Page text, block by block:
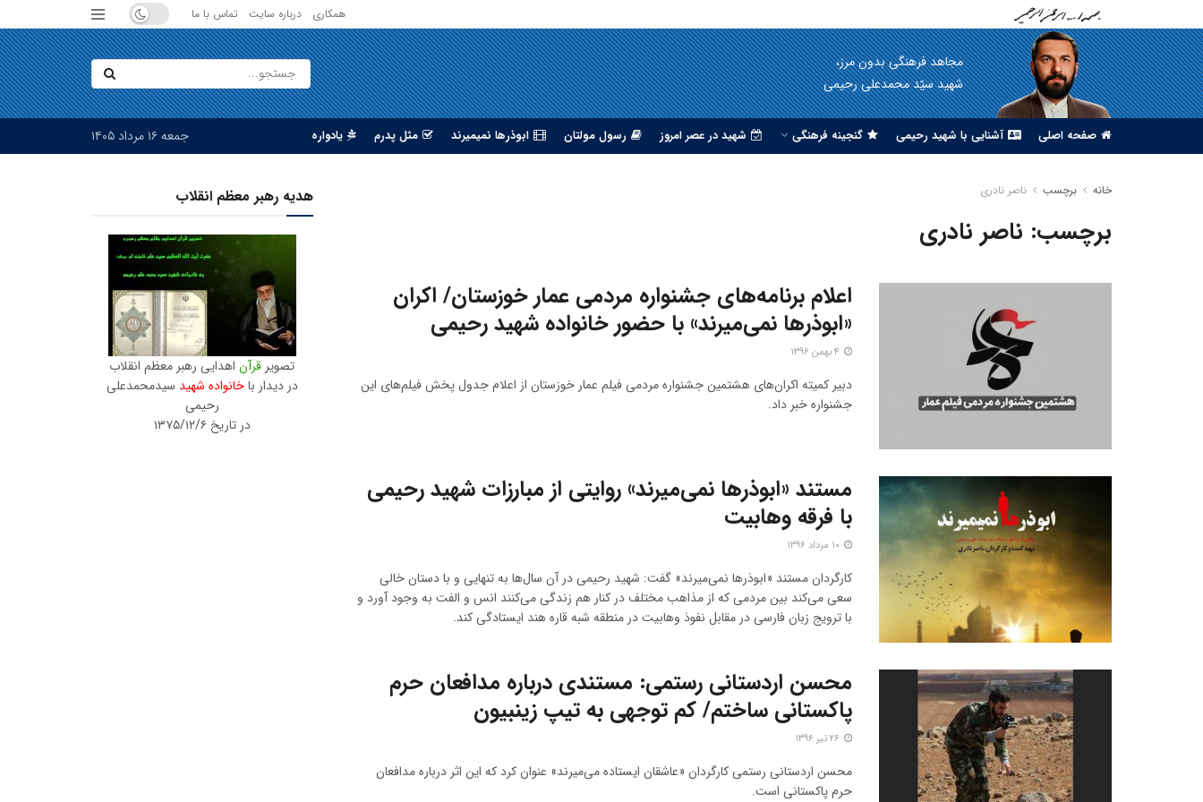
همکاری درباره سایت تماس با ما
مجاهد فرهنگی بدون مرز،
شهید سیّد محمدعلی رحیمی
صفحه اصلی آشنایی با شهید رحیمی گنجینه فرهنگی شهید در عصر امروز رسول مولتان ابوذرها نمیمیرند مثل پدرم یادواره جمعه ۱۶ مرداد ۱۴۰۵
خانه برچسب ناصر نادری
برچسب: ناصر نادری
اعلام برنامه‌های جشنواره مردمی عمار خوزستان/ اکران
«ابوذرها نمی‌میرند» با حضور خانواده شهید رحیمی
دبیر کمیته اکران‌های هشتمین جشنواره مردمی فیلم عمار خوزستان از اعلام جدول پخش فیلم‌های این
جشنواره خبر داد.
مستند «ابوذرها نمی‌میرند» روایتی از مبارزات شهید رحیمی
با فرقه وهابیت
کارگردان مستند «ابوذرها نمی‌میرند» گفت: شهید رحیمی در آن سال‌ها به تنهایی و با دستان خالی
سعی می‌کند بین مردمی که از مذاهب مختلف در کنار هم زندگی می‌کنند انس و الفت به وجود آورد و
با ترویج زبان فارسی در مقابل نفوذ وهابیت در منطقه شبه قاره هند ایستادگی کند.
محسن اردستانی رستمی: مستندی درباره مدافعان حرم
پاکستانی ساختم/ کم توجهی به تیپ زینبیون
محسن اردستانی رستمی کارگردان «عاشقان ایستاده می‌میرند» عنوان کرد که این اثر درباره مدافعان
حرم پاکستانی است.
هدیه رهبر معظم انقلاب
تصویر قرآناهدایی رهبر معظم انقلاب
در دیدار باخانواده شهید سیدمحمدعلی
رحیمی
در تاریخ ۱۳۷۵/۱۲/۶